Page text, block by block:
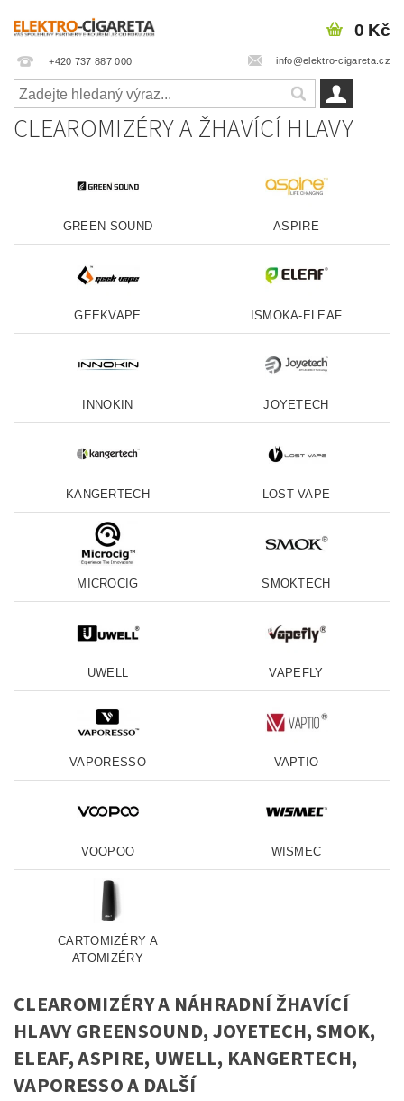
+420 737 887 000 info@elektro-cigareta.cz
0 Kč
CLEAROMIZÉRY A ŽHAVÍCÍ HLAVY
GREEN SOUND ASPIRE
GEEKVAPE ISMOKA-ELEAF
INNOKIN JOYETECH
KANGERTECH LOST VAPE
MICROCIG SMOKTECH
UWELL VAPEFLY
VAPORESSO VAPTIO
VOOPOO WISMEC
CARTOMIZÉRY A
ATOMIZÉRY
CLEAROMIZÉRY A NÁHRADNÍ ŽHAVÍCÍ
HLAVY GREENSOUND, JOYETECH, SMOK,
ELEAF, ASPIRE, UWELL, KANGERTECH,
VAPORESSO A DALŠÍ